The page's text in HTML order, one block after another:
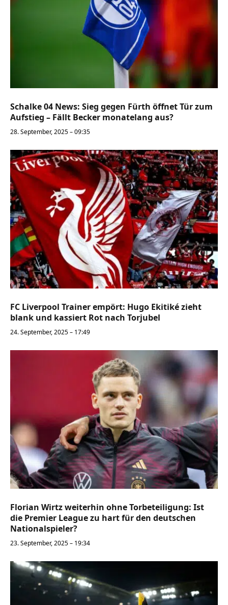
Schalke 04 News: Sieg gegen Fürth öffnet Tür zum
Aufstieg – Fällt Becker monatelang aus?
28. September, 2025 – 09:35
FC Liverpool Trainer empört: Hugo Ekitiké zieht
blank und kassiert Rot nach Torjubel
24. September, 2025 – 17:49
Florian Wirtz weiterhin ohne Torbeteiligung: Ist
die Premier League zu hart für den deutschen
Nationalspieler?
23. September, 2025 – 19:34